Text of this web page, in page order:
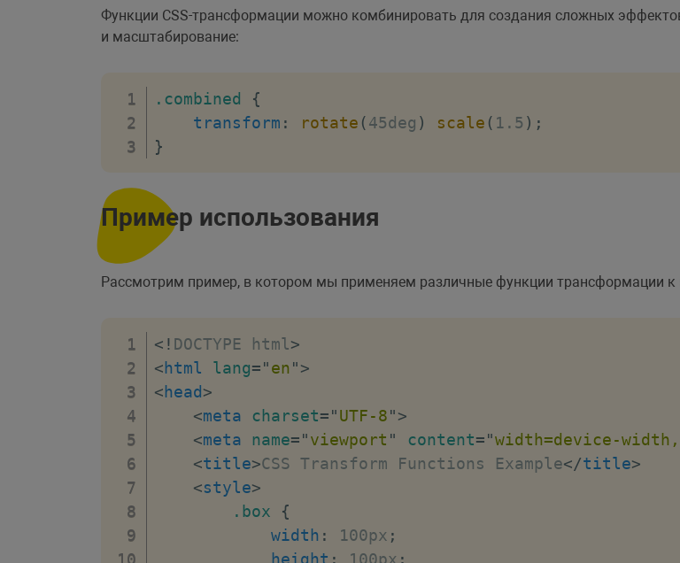
Функции CSS-трансформации можно комбинировать для создания сложных
и масштабирование:
.combined
{
transform : rotate (45deg ) scale ( 1.5 ) ;
}
Пример использования
Рассмотрим пример, в котором мы применяем различные функции трансформации к
<! DOCTYPE html>
<html lang="en">
<head>
<meta charset="UTF-8">
<meta name="viewport " content="width=device-
<title>CSS Transform Functions Example</title>
<style>
.box
{
width : 100px ;
height : 100px ;